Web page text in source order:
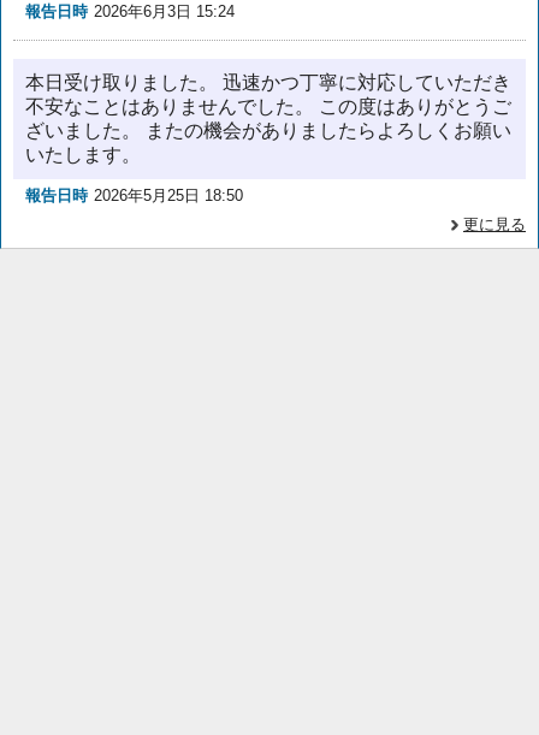
報告日時 2026年6月3日 15:24
本日受け取りました。 迅速かつ丁寧に対応していただき
不安なことはありませんでした。 この度はありがとうご
ざいました。 またの機会がありましたらよろしくお願い
いたします。
報告日時 2026年5月25日 18:50
更に見る